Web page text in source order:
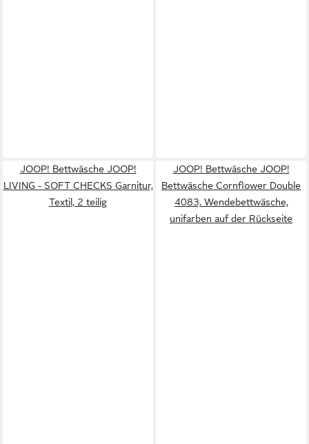
JOOP! Bettwäsche JOOP!
LIVING - SOFT CHECKS Garnitur,
Textil, 2 teilig
JOOP! Bettwäsche JOOP!
Bettwäsche Cornflower Double
4083, Wendebettwäsche,
unifarben auf der Rückseite